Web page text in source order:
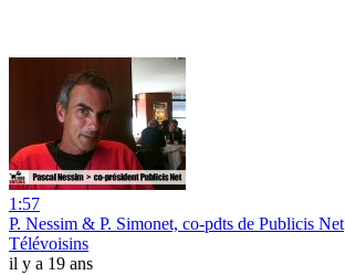
1:57
P. Nessim & P. Simonet, co-pdts de Publicis Net
Télévoisins
il y a 19 ans